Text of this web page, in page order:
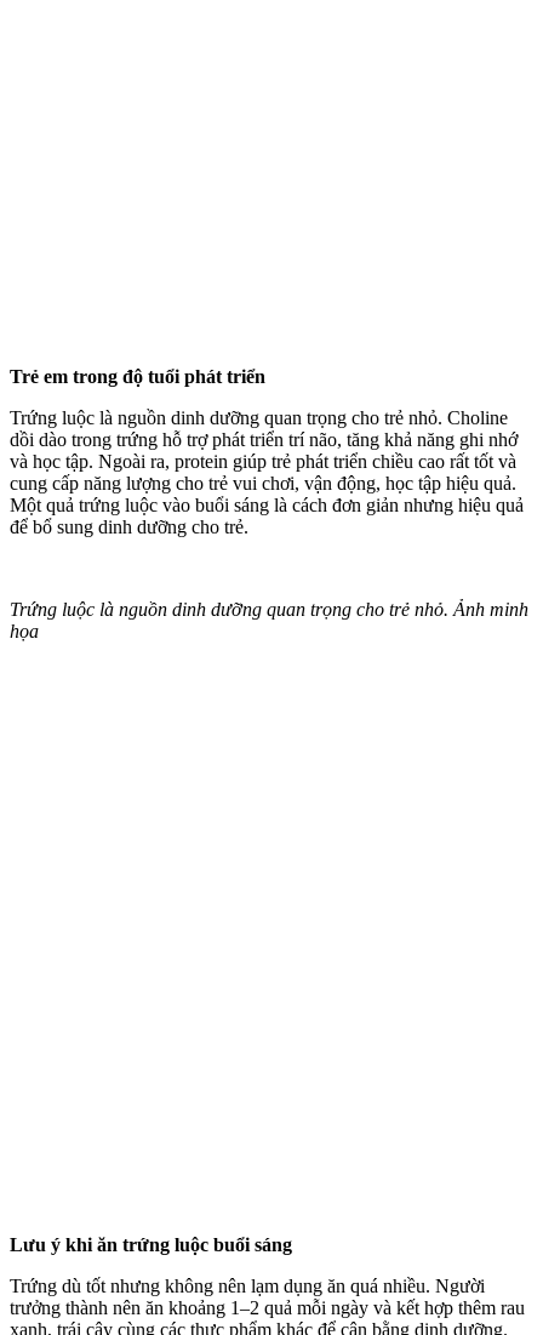
Trẻ em trong độ tuổi phát triển
Trứng luộc là nguồn dinh dưỡng quan trọng cho trẻ nhỏ. Choline
dồi dào trong trứng hỗ trợ phát triển trí não, tăng khả năng ghi nhớ
và học tập. Ngoài ra, protein giúp trẻ phát triển chiều cao rất tốt và
cung cấp năng lượng cho trẻ vui chơi, vận động, học tập hiệu quả.
Một quả trứng luộc vào buổi sáng là cách đơn giản nhưng hiệu quả
để bổ sung dinh dưỡng cho trẻ.
Trứng luộc là nguồn dinh dưỡng quan trọng cho trẻ nhỏ. Ảnh minh
họa
Lưu ý khi ăn trứng luộc buổi sáng
Trứng dù tốt nhưng không nên lạ‌m dụn‌g ăn quá nhiều. Người
trưởng thành nên ăn khoảng 1–2 quả mỗi ngày và kết hợp thêm rau
xanh, trái cây cùng các thực phẩm khác để cân bằng dinh dưỡng.